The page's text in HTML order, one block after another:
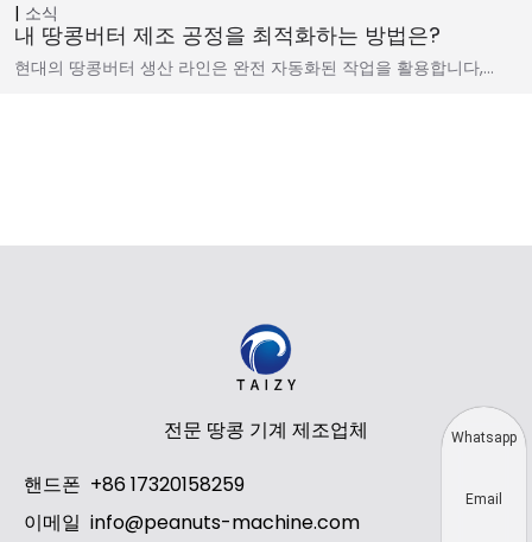
소식
내 땅콩버터 제조 공정을 최적화하는 방법은?
현대의 땅콩버터 생산 라인은 완전 자동화된 작업을 활용합니다,…
전문 땅콩 기계 제조업체
핸드폰 +86 17320158259
이메일 info@peanuts-machine.com
Whatsapp
Email